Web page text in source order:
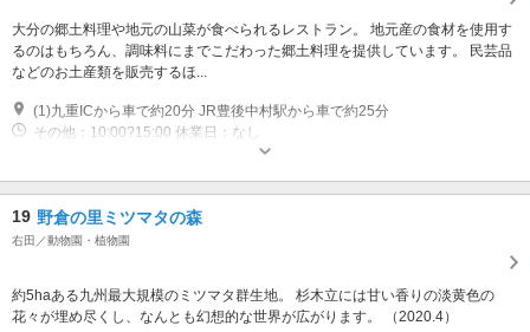
大分の郷土料理や地元の山菜が食べられるレストラン。 地元産の食材を使用す
るのはもちろん、調味料にまでこだわった郷土料理を提供しています。 民芸品
などのお土産類を販売するほ...
(1)九重ICから車で約20分 JR豊後中村駅から車で約25分
その他：10:00?15:00 休業日：なし
19 野倉の里ミツマタの森
右田／動物園・植物園
約5haある九州最大規模のミツマタ群生地。 杉木立には甘い香りの淡黄色の
花々が埋め尽くし、なんとも幻想的な世界が広がります。 （2020.4）